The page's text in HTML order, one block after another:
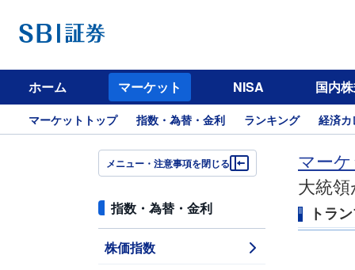
ホーム マーケット NISA 国内
マーケットトップ 指数・為替・金利 ランキング 経済
メニュー・注意事項を閉じる
指数・為替・金利
株価指数
マー
大統
トラ